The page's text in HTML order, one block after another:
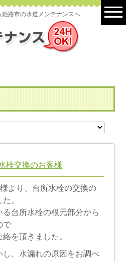
路市の水道メンテナンスへ
交換のお客様
より、台所水栓の交換の
。
台所水栓の根元部分から
で
を頂きました。
、水漏れの原因をお調べ